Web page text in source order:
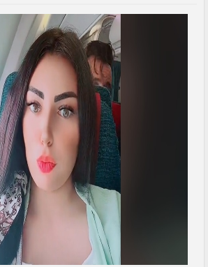
SIGNALER AU MODÉRATEUR